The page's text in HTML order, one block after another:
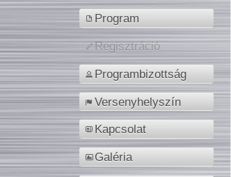
Program
Regisztráció
Programbizottság
Versenyhelyszín
Kapcsolat
Galéria